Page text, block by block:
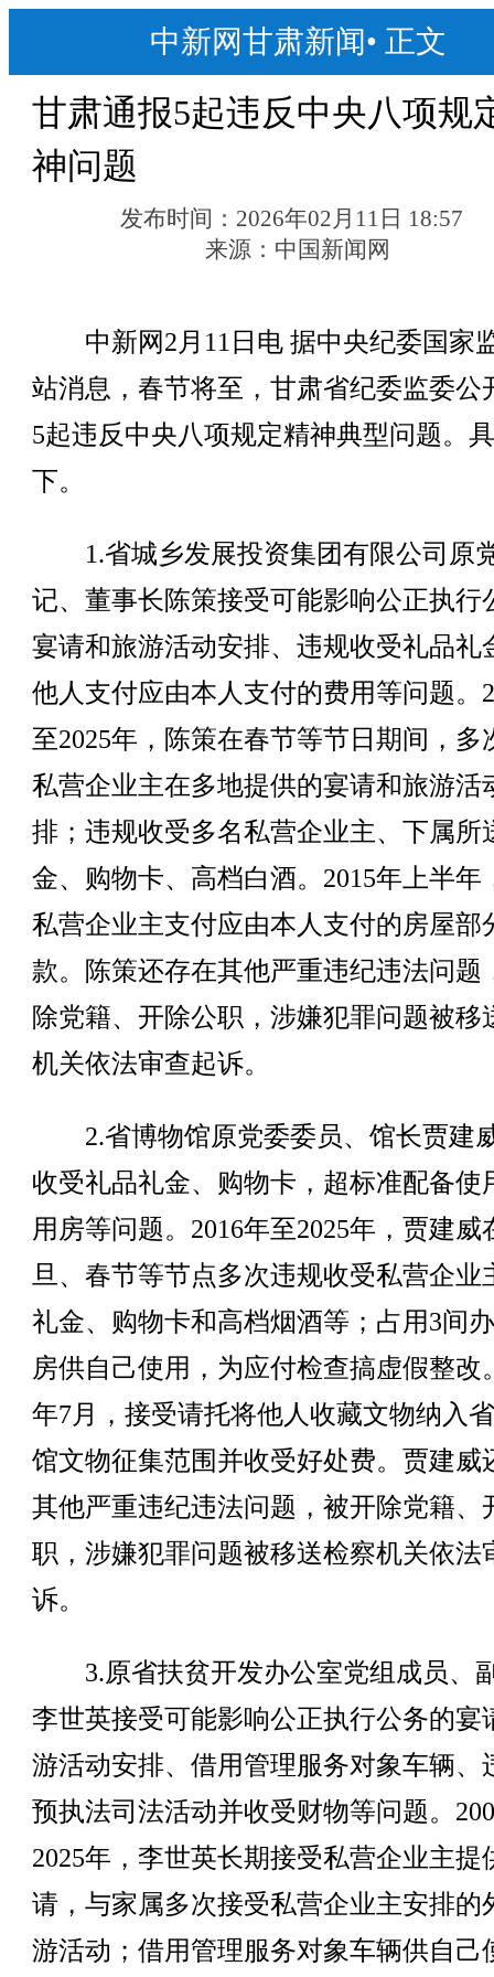
中新网甘肃新闻• 正文
甘肃通报5起违反中央八项规
神问题
发布时间： 2026年02月11日 18:57
来源： 中国新闻网
中新网2月11日电 据中央纪委国家
站消息，春节将至，甘肃省纪委监委公
5起违反中央八项规定精神典型问题。
下。
1.省城乡发展投资集团有限公司原
记、董事长陈策接受可能影响公正执行
宴请和旅游活动安排、违规收受礼品礼
他人支付应由本人支付的费用等问题。
至2025年，陈策在春节等节日期间，多
私营企业主在多地提供的宴请和旅游活
排；违规收受多名私营企业主、下属所
金、购物卡、高档白酒。2015年上半年
私营企业主支付应由本人支付的房屋部
款。陈策还存在其他严重违纪违法问题
除党籍、开除公职，涉嫌犯罪问题被移
机关依法审查起诉。
2.省博物馆原党委委员、馆长贾建
收受礼品礼金、购物卡，超标准配备使
用房等问题。2016年至2025年，贾建威
旦、春节等节点多次违规收受私营企业
礼金、购物卡和高档烟酒等；占用3间
房供自己使用，为应付检查搞虚假整改
年7月，接受请托将他人收藏文物纳入
馆文物征集范围并收受好处费。贾建威
其他严重违纪违法问题，被开除党籍、
职，涉嫌犯罪问题被移送检察机关依法
诉。
3.原省扶贫开发办公室党组成员、
李世英接受可能影响公正执行公务的宴
游活动安排、借用管理服务对象车辆、
预执法司法活动并收受财物等问题。
2025年，李世英长期接受私营企业主提
请，与家属多次接受私营企业主安排的
游活动；借用管理服务对象车辆供自己